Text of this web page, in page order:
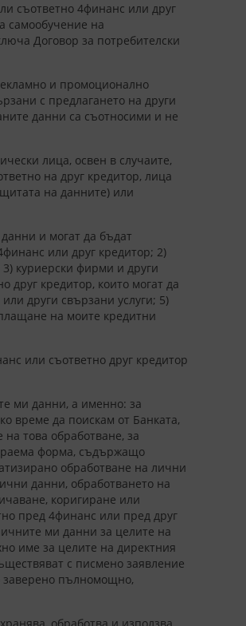
съответно 4финанс или друг
самообучение на
Договор за потребителски
и промоционално
с предлагането на други
данни са съотносими и не
лица, освен в случаите,
на друг кредитор, лица
на данните) или
и могат да бъдат
или друг кредитор; 2)
куриерски фирми и други
друг кредитор, които могат да
други свързани услуги; 5)
на моите кредитни
или съответно друг кредитор
ми данни, а именно: за
време да поискам от Банката,
това обработване, за
форма, съдържащо
обработване на лични
данни, обработването на
коригиране или
пред 4финанс или пред друг
ми данни за целите на
име за целите на директния
с писмено заявление
заверено пълномощно,